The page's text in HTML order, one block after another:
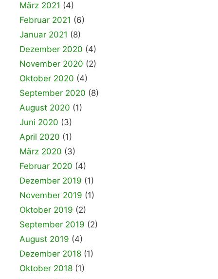
März 2021 (4)
Februar 2021 (6)
Januar 2021 (8)
Dezember 2020 (4)
November 2020 (2)
Oktober 2020 (4)
September 2020 (8)
August 2020 (1)
Juni 2020 (3)
April 2020 (1)
März 2020 (3)
Februar 2020 (4)
Dezember 2019 (1)
November 2019 (1)
Oktober 2019 (2)
September 2019 (2)
August 2019 (4)
Dezember 2018 (1)
Oktober 2018 (1)